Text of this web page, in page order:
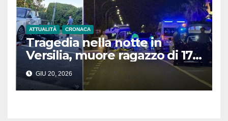
ATTUALITÀ CRONACA
Tragedia nella notte in
Versilia, muore ragazzo di 17
anni. Il conducente del Suv
scappa
GIU 20, 2026